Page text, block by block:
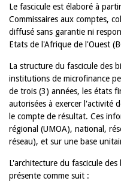
Le fascicule est élaboré à
Commissaires aux comptes,
diffusé sans garantie ni
Etats de l'Afrique de l'Ouest
La structure du fascicule des
institutions de microfinance
de trois (3) années, les états
autorisées à exercer l'activité
le compte de résultat. Ces
régional (UMOA), national,
réseau), et sur une base
L'architecture du fascicule
présente comme suit :